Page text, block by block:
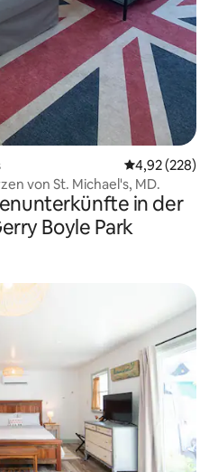
4,92 (228)
von St. Michael's, MD.
in der
Boyle Park